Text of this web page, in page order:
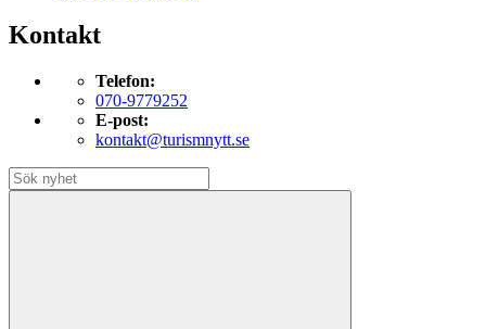
Kontakt
Telefon:
070-9779252
E-post:
kontakt@turismnytt.se